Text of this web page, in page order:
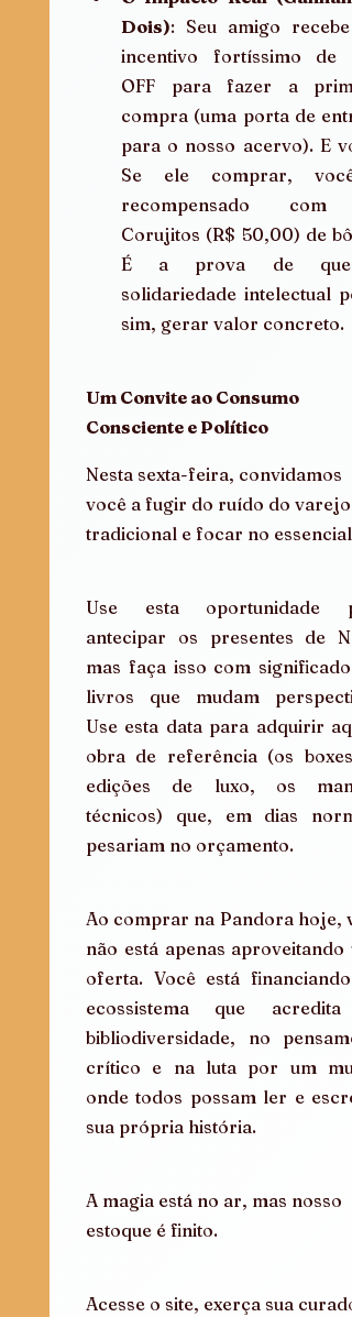
Dois): Seu amigo recebe
incentivo fortíssimo de
OFF para fazer a
compra (uma porta de
para o nosso acervo). E
Se ele comprar,
recompensado com
Corujitos (R$ 50,00) de
É a prova de
solidariedade intelectual
sim, gerar valor concreto.
Um Convite ao Consumo
Consciente e Político
Nesta sexta-feira, convidamos
você a fugir do ruído do varejo
tradicional e focar no essencial.
Use esta oportunidade
antecipar os presentes de
mas faça isso com significado.
livros que mudam
Use esta data para adquirir
obra de referência (os
edições de luxo, os
técnicos) que, em dias
pesariam no orçamento.
Ao comprar na Pandora hoje,
não está apenas aproveitando
oferta. Você está financiando
ecossistema que acredita
bibliodiversidade, no
crítico e na luta por um
onde todos possam ler e
sua própria história.
A magia está no ar, mas nosso
estoque é finito.
Acesse o site, exerça sua